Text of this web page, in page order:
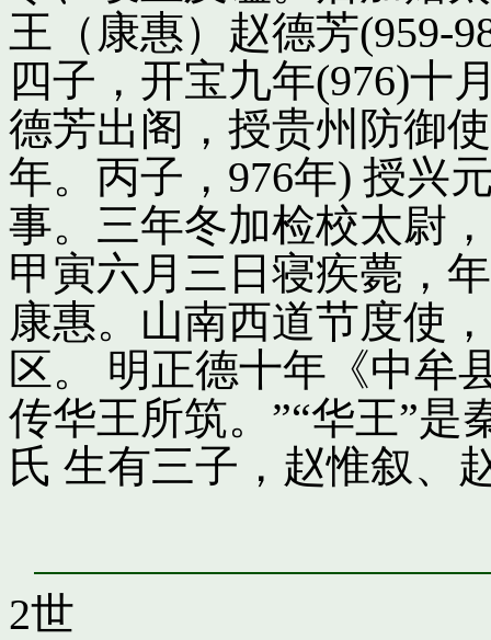
王（康惠）赵德芳(959-
四子，开宝九年(976)十
德芳出阁，授贵州防御
年。丙子，976年) 授兴
事。三年冬加检校太尉
甲寅六月三日寝疾薨，
康惠。山南西道节度使
区。 明正德十年《中牟
传华王所筑。”“华王”是
氏 生有三子，赵惟叙、
2世